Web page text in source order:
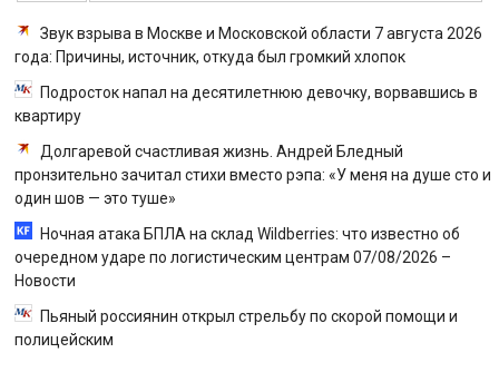
Звук взрыва в Москве и Московской области 7 августа 2026
года: Причины, источник, откуда был громкий хлопок
Подросток напал на десятилетнюю девочку, ворвавшись в
квартиру
Долгаревой счастливая жизнь. Андрей Бледный
пронзительно зачитал стихи вместо рэпа: «У меня на душе сто и
один шов — это туше»
Ночная атака БПЛА на склад Wildberries: что известно об
очередном ударе по логистическим центрам 07/08/2026 –
Новости
Пьяный россиянин открыл стрельбу по скорой помощи и
полицейским